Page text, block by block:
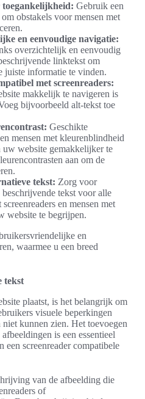
toegankelijkheid: Gebruik een
om obstakels voor mensen met
en eenvoudige navigatie:
overzichtelijk en eenvoudig
linktekst om
juiste informatie te vinden.
met screenreaders:
makkelijk te navigeren is
bijvoorbeeld alt-tekst toe
Geschikte
mensen met kleurenblindheid
website gemakkelijker te
aan om de
tekst: Zorg voor
tekst voor alle
en mensen met
website te begrijpen.
en
waarmee u een breed
tekst
plaatst, is het belangrijk om
visuele beperkingen
kunnen zien. Het toevoegen
is een essentieel
een screenreader compatibele
van de afbeelding die
of